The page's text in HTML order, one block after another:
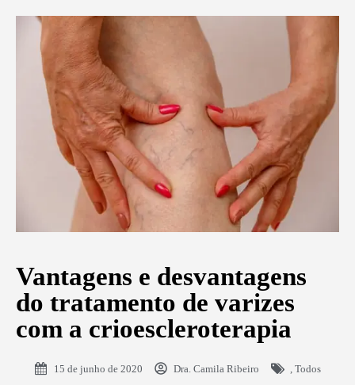
Vantagens e desvantagens
do tratamento de varizes
com a crioescleroterapia
15 de junho de 2020 Dra. Camila Ribeiro Todos